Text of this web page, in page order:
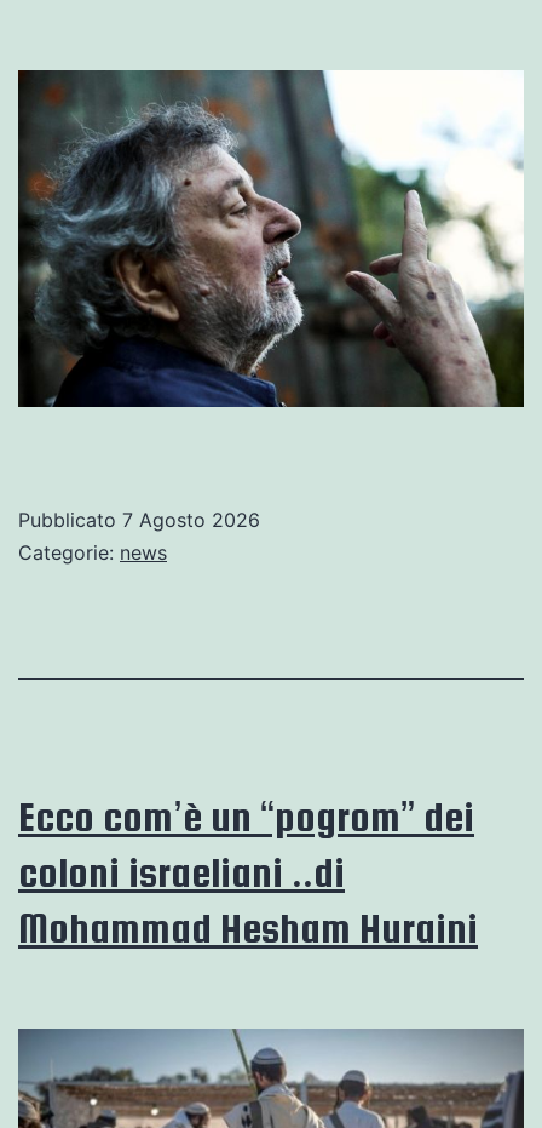
Pubblicato 7 Agosto 2026
Categorie: news
Ecco com’è un “pogrom” dei
coloni israeliani ..di
Mohammad Hesham Huraini